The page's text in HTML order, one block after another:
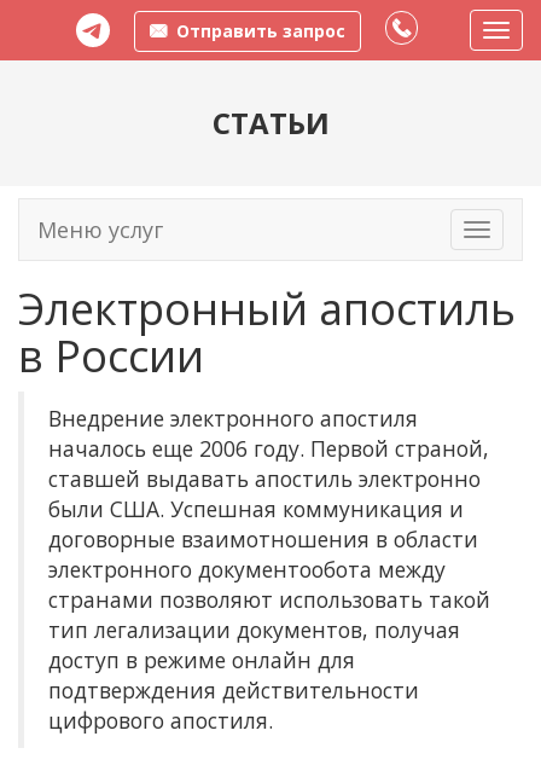
Отправить запрос
меню
СТАТЬИ
Toggle
Меню услуг
Электронный апостиль
в России
Внедрение электронного апостиля
началось еще 2006 году. Первой страной,
ставшей выдавать апостиль электронно
были США. Успешная коммуникация и
договорные взаимотношения в области
электронного документообота между
странами позволяют использовать такой
тип легализации документов, получая
доступ в режиме онлайн для
подтверждения действительности
цифрового апостиля.